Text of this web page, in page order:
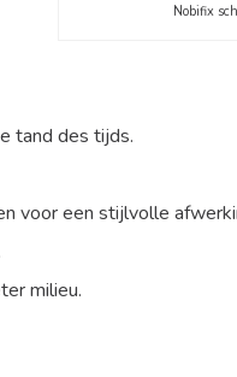
Nobifix
tand des tijds.
voor een stijlvolle
milieu.